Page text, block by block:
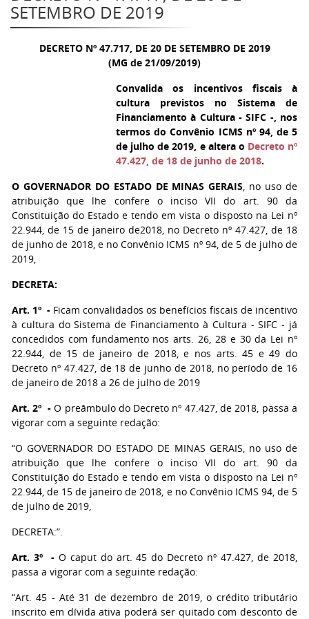
SETEMBRO DE 2019
DECRETO Nº 47.717, DE 20 DE SETEMBRO DE 2019
(MG de 21/09/2019)
Convalida os incentivos fiscais à
cultura previstos no Sistema de
Financiamento à Cultura - SIFC -, nos
termos do Convênio ICMS nº 94, de 5
de julho de 2019, e altera o Decreto nº
47.427, de 18 de junho de 2018.
O GOVERNADOR DO ESTADO DE MINAS GERAIS, no uso de
atribuição que lhe confere o inciso VII do art. 90 da
Constituição do Estado e tendo em vista o disposto na Lei nº
22.944, de 15 de janeiro de2018, no Decreto nº 47.427, de 18
de junho de 2018, e no Convênio ICMS nº 94, de 5 de julho de
2019,
DECRETA:
Art. 1º - Ficam convalidados os benefícios fiscais de incentivo
à cultura do Sistema de Financiamento à Cultura - SIFC - já
concedidos com fundamento nos arts. 26, 28 e 30 da Lei nº
22.944, de 15 de janeiro de 2018, e nos arts. 45 e 49 do
Decreto nº 47.427, de 18 de junho de 2018, no período de 16
de janeiro de 2018 a 26 de julho de 2019
Art. 2º -O preâmbulo do Decreto nº 47.427, de 2018, passa a
vigorar com a seguinte redação:
“O GOVERNADOR DO ESTADO DE MINAS GERAIS, no uso de
atribuição que lhe confere o inciso VII do art. 90 da
Constituição do Estado e tendo em vista o disposto na Lei nº
22.944, de 15 de janeiro de 2018, e no Convênio ICMS 94, de 5
de julho de 2019,
DECRETA:”.
Art. 3º -O caput do art. 45 do Decreto nº 47.427, de 2018,
passa a vigorar com a seguinte redação:
“Art. 45 - Até 31 de dezembro de 2019, o crédito tributário
inscrito em dívida ativa poderá ser quitado com desconto de